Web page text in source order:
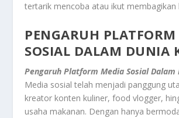
tertarik mencoba atau ikut membagikan
PENGARUH
SOSIAL DALAM DUNIA
Pengaruh Platform Media Sosial Dalam
Media sosial telah menjadi panggung
kreator konten kuliner, food vlogger,
usaha makanan. Dengan hanya